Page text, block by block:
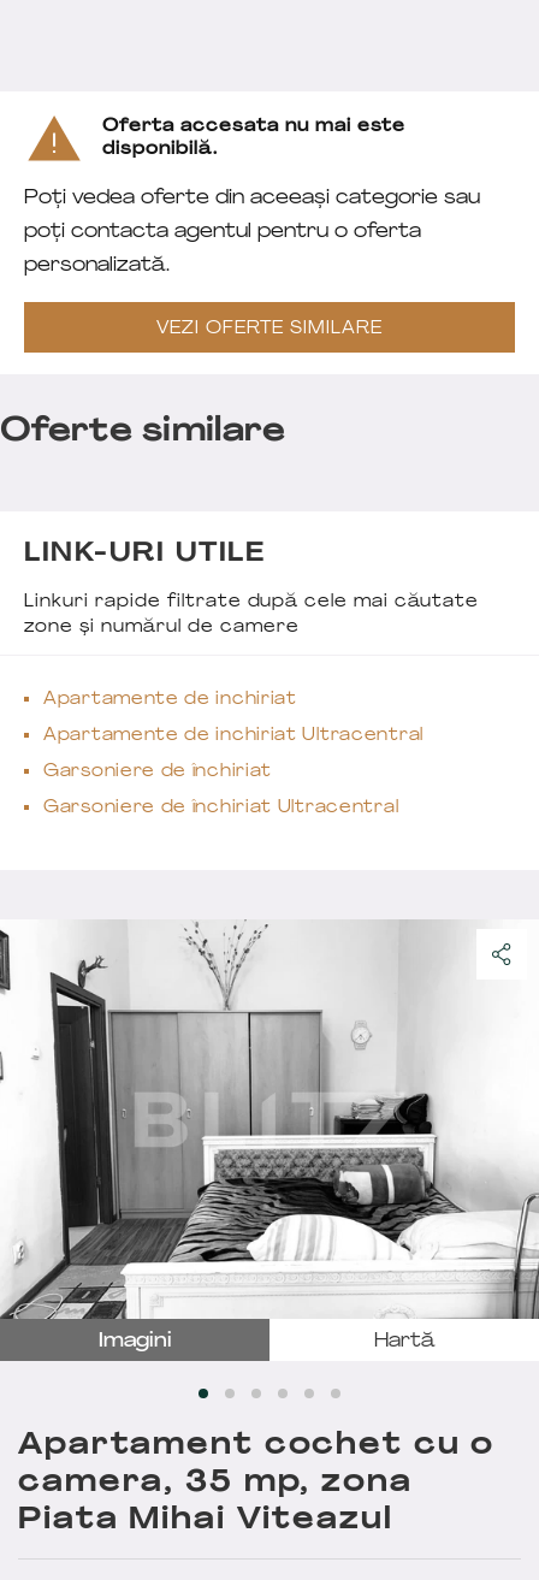
Oferta accesata nu mai este
disponibilă.
Poți vedea oferte din aceeași categorie sau
poți contacta agentul pentru o oferta
personalizată.
VEZI OFERTE SIMILARE
Oferte similare
LINK-URI UTILE
Linkuri rapide filtrate după cele mai căutate
zone și numărul de camere
Apartamente de inchiriat
Apartamente de inchiriat Ultracentral
Garsoniere de închiriat
Garsoniere de închiriat Ultracentral
Imagini Hartă
Apartament cochet cu o
camera, 35 mp, zona
Piata Mihai Viteazul